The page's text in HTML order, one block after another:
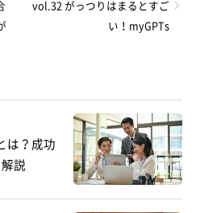
vol.32 がっつりはまるとすご
い！myGPTs
は？成功
説